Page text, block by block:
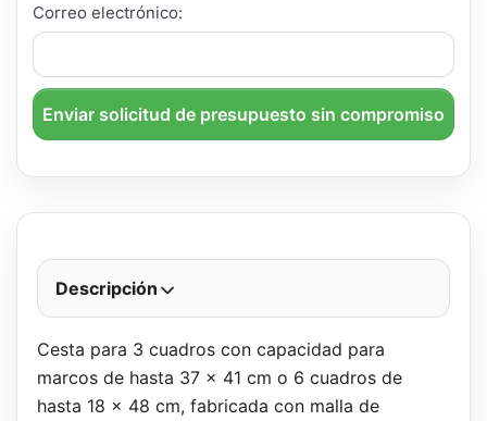
Correo electrónico:
Enviar solicitud de presupuesto sin compromiso
Descripción
Cesta para 3 cuadros con capacidad para
marcos de hasta 37 x 41 cm o 6 cuadros de
hasta 18 x 48 cm, fabricada con malla de